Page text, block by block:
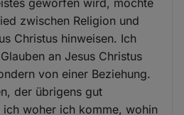
zwischen Religion und
Christus hinweisen. Ich
an Jesus Christus
von einer Beziehung.
der übrigens gut
woher ich komme, wohin